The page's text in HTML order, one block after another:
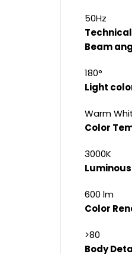
50Hz
Beam
180°
Light
Warm
Color
3000K
600 lm
Color
>80
Body